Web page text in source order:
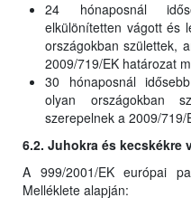
24 hónaposnál
elkülönítetten vágott és
országokban születtek,
2009/719/EK határozat
30 hónaposnál
olyan országokban
szerepelnek a 2009/
6.2. Juhokra és kecskékre
A 999/2001/EK európai
Melléklete alapján: